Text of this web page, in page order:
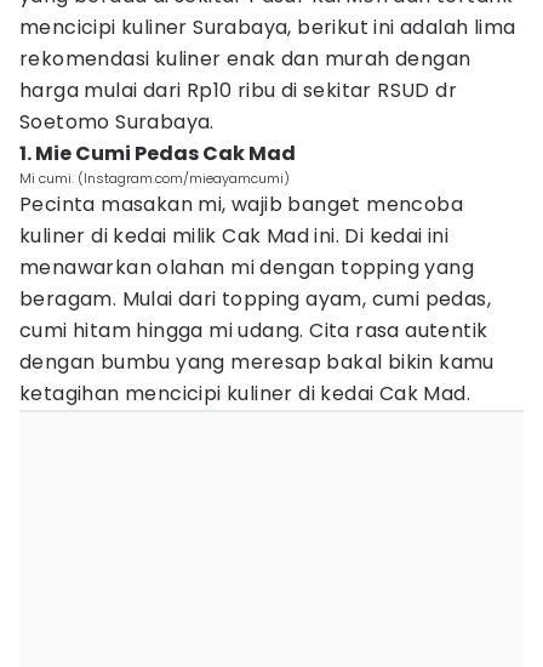
mencicipi kuliner Surabaya, berikut ini adalah lima
rekomendasi kuliner enak dan murah dengan
harga mulai dari Rp10 ribu di sekitar RSUD dr
Soetomo Surabaya.
1. Mie Cumi Pedas Cak Mad
Mi cumi. (Instagram.com/mieayamcumi)
Pecinta masakan mi, wajib banget mencoba
kuliner di kedai milik Cak Mad ini. Di kedai ini
menawarkan olahan mi dengan topping yang
beragam. Mulai dari topping ayam, cumi pedas,
cumi hitam hingga mi udang. Cita rasa autentik
dengan bumbu yang meresap bakal bikin kamu
ketagihan mencicipi kuliner di kedai Cak Mad.